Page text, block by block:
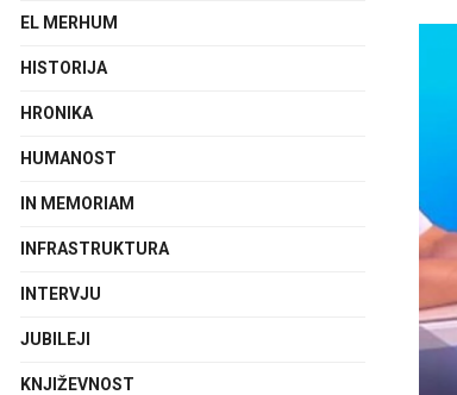
EL MERHUM
HISTORIJA
HRONIKA
HUMANOST
IN MEMORIAM
INFRASTRUKTURA
INTERVJU
JUBILEJI
KNJIŽEVNOST